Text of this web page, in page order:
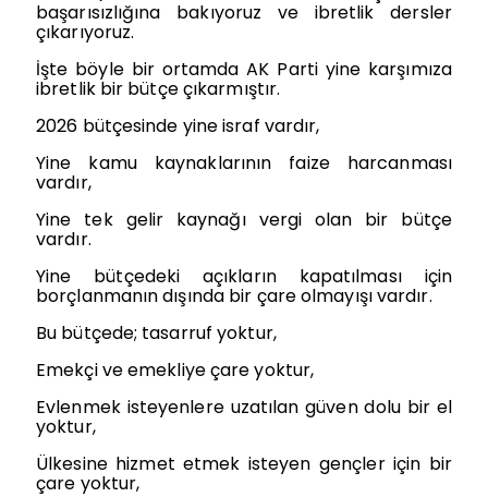
başarısızlığına bakıyoruz ve ibretlik dersler
çıkarıyoruz.
İşte böyle bir ortamda AK Parti yine karşımıza
ibretlik bir bütçe çıkarmıştır.
2026 bütçesinde yine israf vardır,
Yine kamu kaynaklarının faize harcanması
vardır,
Yine tek gelir kaynağı vergi olan bir bütçe
vardır.
Yine bütçedeki açıkların kapatılması için
borçlanmanın dışında bir çare olmayışı vardır.
Bu bütçede; tasarruf yoktur,
Emekçi ve emekliye çare yoktur,
Evlenmek isteyenlere uzatılan güven dolu bir el
yoktur,
Ülkesine hizmet etmek isteyen gençler için bir
çare yoktur,